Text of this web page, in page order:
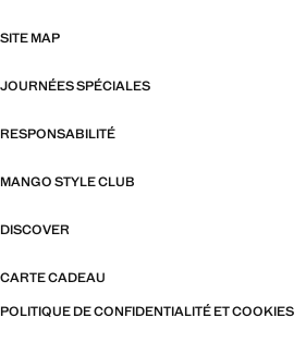
SITE MAP
JOURNÉES SPÉCIALES
RESPONSABILITÉ
MANGO STYLE CLUB
DISCOVER
CARTE CADEAU
POLITIQUE DE CONFIDENTIALITÉ ET COOKIES